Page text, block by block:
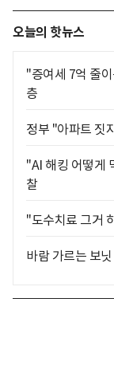
오늘의 핫뉴스
"증여세 7억 줄
층
정부 "아파트 짓
"AI 해킹 어떻게
찰
"도수치료 그거
바람 가르는 보